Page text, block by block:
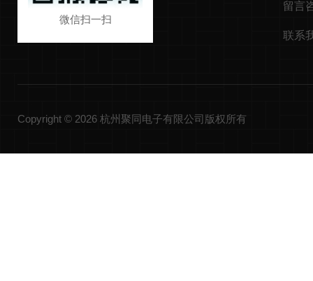
微信扫一扫
留言
联系
Copyright © 2026 杭州聚同电子有限公司版权所有